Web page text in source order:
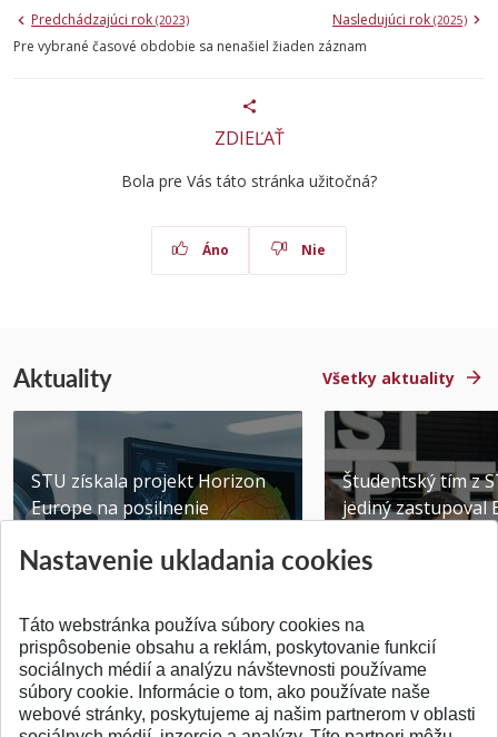
Predchádzajúci rok (2023) Nasledujúci rok (2025)
Pre vybrané časové obdobie sa nenašiel žiaden záznam
ZDIEĽAŤ
Bola pre Vás táto stránka užitočná?
Áno Nie
Aktuality Všetky aktuality
STU získala projekt Horizon
Europe na posilnenie
Publikované 31.07.2026
Študentský tím z
jediný zastupoval
Publikované
SPÄŤ NA VRCH
Nastavenie ukladania cookies
Táto webstránka používa súbory cookies na
prispôsobenie obsahu a reklám, poskytovanie funkcií
sociálnych médií a analýzu návštevnosti používame
súbory cookie. Informácie o tom, ako používate naše
webové stránky, poskytujeme aj našim partnerom v oblasti